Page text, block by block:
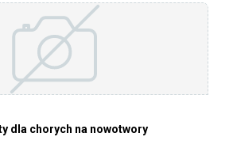
dla chorych na nowotwory